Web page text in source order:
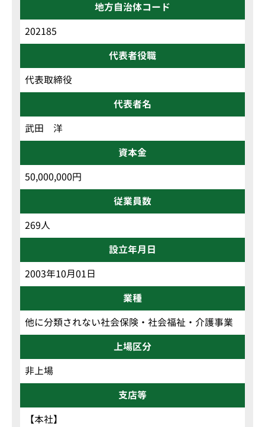
地方自治体コード
202185
代表者役職
代表取締役
代表者名
武田 洋
資本金
50,000,000円
従業員数
269人
設立年月日
2003年10月01日
業種
他に分類されない社会保険・社会福祉・介護事業
上場区分
非上場
支店等
【本社】